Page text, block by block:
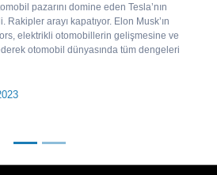
pazarını domine eden Tesla’nın
arayı kapatıyor. Elon Musk’ın
elektrikli otomobillerin gelişmesine ve
otomobil dünyasında tüm dengeleri